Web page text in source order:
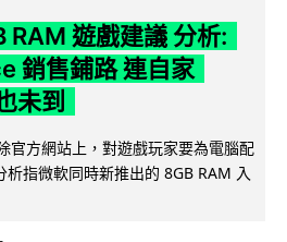
RAM 遊戲建議 分析:
銷售鋪路 連自家
未到
官方網站上，對遊戲玩家要為電腦配
指微軟同時新推出的 8GB RAM 入